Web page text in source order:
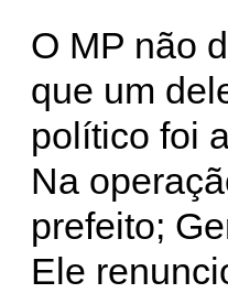
O MP não
que um
político foi
Na
prefeito;
Ele